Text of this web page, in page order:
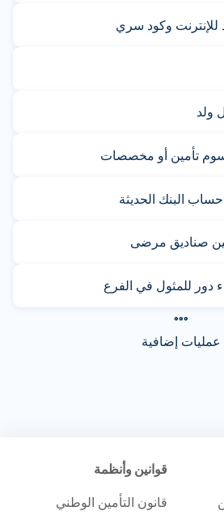
وكود سري
تأمين أو مخصصات
البنك الحديثة
صناديق مرضى
للمثول في الفرع
عمليات إضافية
قوانين وأنظمة
قانون التأمين الوطني